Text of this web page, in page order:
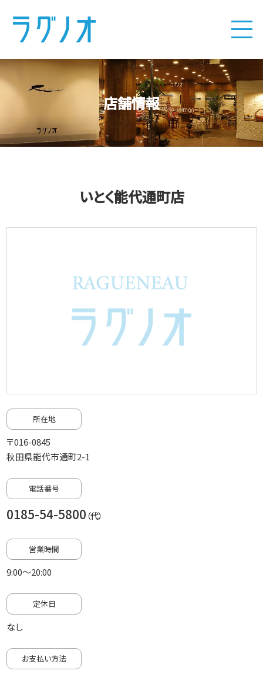
店舗情報
いとく能代通町店
所在地
〒016-0845
秋田県能代市通町2-1
電話番号
0185-54-5800 （代）
営業時間
9:00～20:00
定休日
なし
お支払い方法